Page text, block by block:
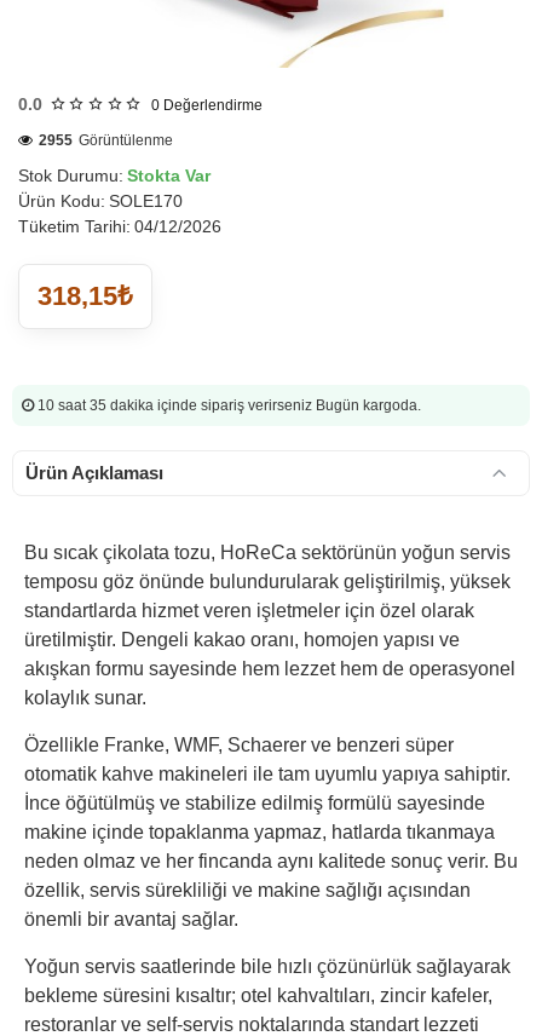
0.0 0 Değerlendirme
Stok Durumu: Stokta Var
Ürün Kodu: SOLE170
Tüketim Tarihi: 04/12/2026
2955 Görüntülenme
318,15₺
10 saat 35 dakika içinde sipariş verirseniz Bugün kargoda.
Ürün Açıklaması
Bu sıcak çikolata tozu, HoReCa sektörünün yoğun servis
temposu göz önünde bulundurularak geliştirilmiş, yüksek
standartlarda hizmet veren işletmeler için özel olarak
üretilmiştir. Dengeli kakao oranı, homojen yapısı ve
akışkan formu sayesinde hem lezzet hem de operasyonel
kolaylık sunar.
Özellikle Franke, WMF, Schaerer ve benzeri süper
otomatik kahve makineleri ile tam uyumlu yapıya sahiptir.
İnce öğütülmüş ve stabilize edilmiş formülü sayesinde
makine içinde topaklanma yapmaz, hatlarda tıkanmaya
neden olmaz ve her fincanda aynı kalitede sonuç verir. Bu
özellik, servis sürekliliği ve makine sağlığı açısından
önemli bir avantaj sağlar.
Yoğun servis saatlerinde bile hızlı çözünürlük sağlayarak
bekleme süresini kısaltır; otel kahvaltıları, zincir kafeler,
restoranlar ve self-servis noktalarında standart lezzeti